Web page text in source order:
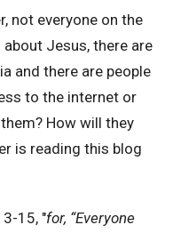
not everyone on the
Jesus, there are
and there are people
to the internet or
How will they
is reading this blog
15, "for, “Everyone